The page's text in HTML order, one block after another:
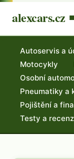
alexcars.cz
Autoservis a
Motocykly
Osobní
Pneumatiky a
Pojištění a
Testy a